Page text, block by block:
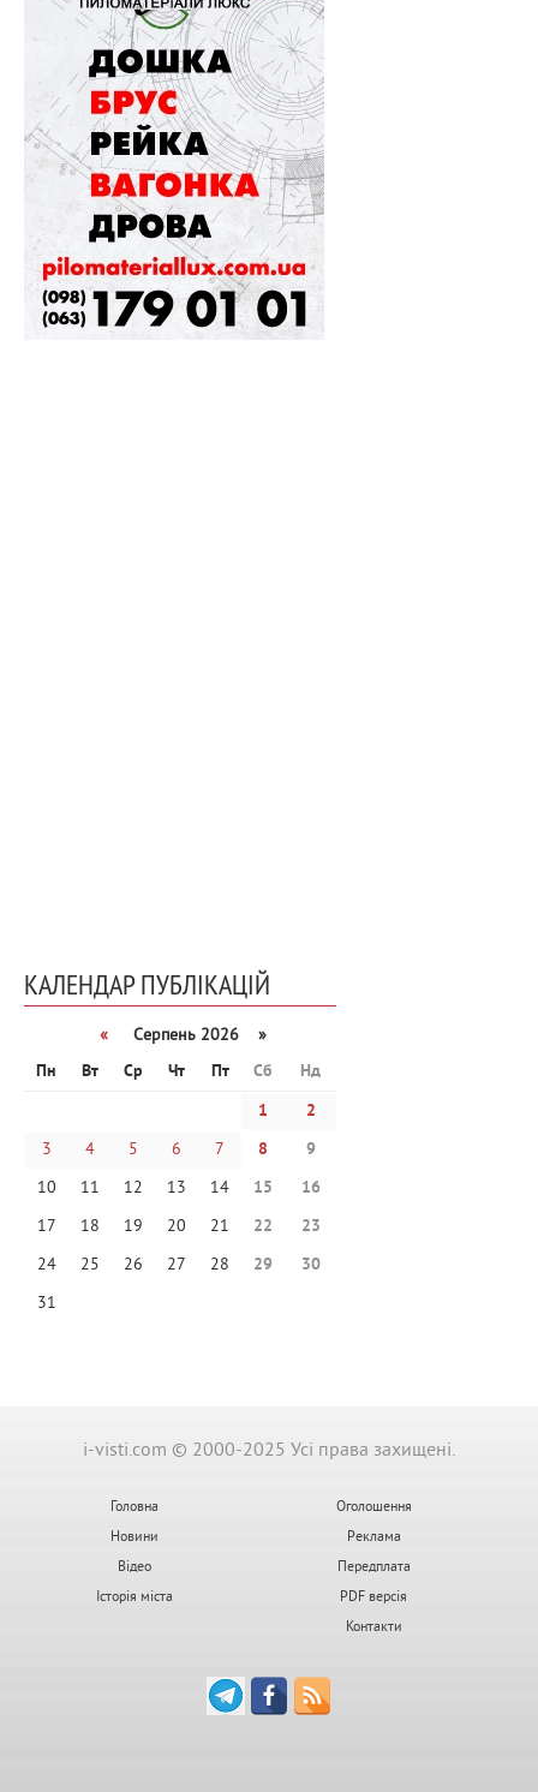
КАЛЕНДАР ПУБЛІКАЦІЙ
«
Серпень 2026 »
Пн
Вт Ср Чт Пт Сб
Нд
1
2
3
4 5 6 7 8
9
10
11 12 13 14 15
16
17
18 19 20 21 22
23
24
25 26 27 28 29
30
31
i-visti.com © 2000-2025 Усі права захищені.
Головна
Новини
Відео
Історія міста
Оголошення
Реклама
Передплата
PDF версія
Контакти